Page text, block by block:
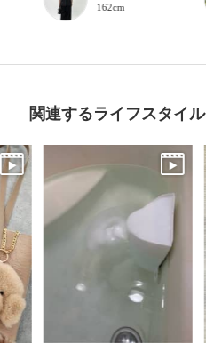
162cm
関連するライフスタイル